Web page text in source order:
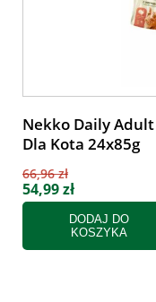
Nekko Daily
Dla Kota 24x85g
66,96 zł
54,99 zł
DODAJ DO
KOSZYKA